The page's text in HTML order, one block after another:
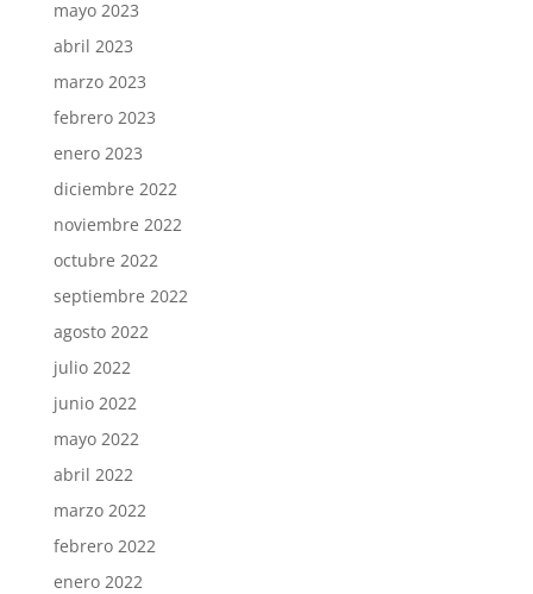
mayo 2023
abril 2023
marzo 2023
febrero 2023
enero 2023
diciembre 2022
noviembre 2022
octubre 2022
septiembre 2022
agosto 2022
julio 2022
junio 2022
mayo 2022
abril 2022
marzo 2022
febrero 2022
enero 2022